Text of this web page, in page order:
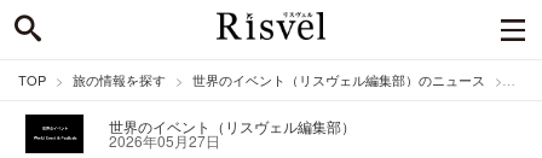
TOP 旅の情報を探す 世界のイベント（リスヴェル編集部）のニュース
世界のイベント（リスヴェル編集部）
2026年05月27日